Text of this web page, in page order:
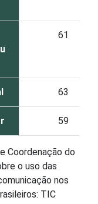
61
63
59
Coordenação do
o uso das
nos
TIC